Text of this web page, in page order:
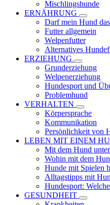
Mischlingshunde
ERNÄHRUNG
Darf mein Hund
Futter allgemein
Welpenfutter
Alternatives
ERZIEHUNG
Grunderziehung
Welpenerziehung
Hundesport und
Problemhund
VERHALTEN
Körpersprache
Kommunikation
Persönlichkeit von
LEBEN MIT EINEM
Mit dem Hund
Wohin mit dem
Hunde mit Spielen
Alltagstipps mit
Hundesport:
GESUNDHEIT